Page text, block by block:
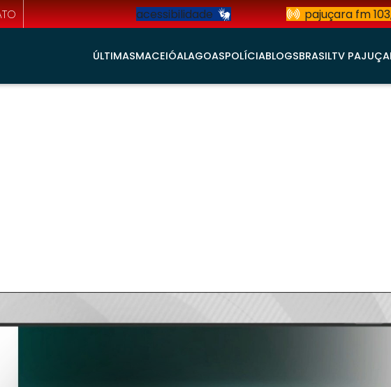
acessibilidade pajuçara fm
ÚLTIMASMACEIÓALAGOASPOLÍCIABLOGSBRASILTV